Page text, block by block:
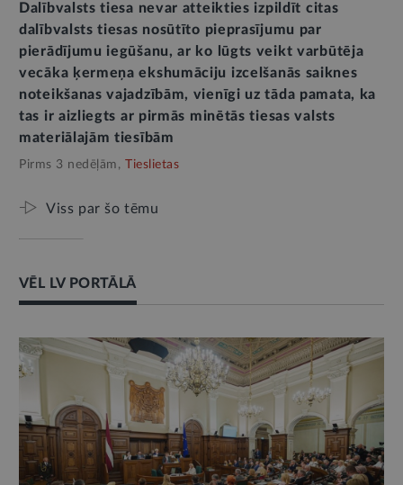
Dalībvalsts tiesa nevar atteikties izpildīt citas
dalībvalsts tiesas nosūtīto pieprasījumu par
pierādījumu iegūšanu, ar ko lūgts veikt varbūtēja
vecāka ķermeņa ekshumāciju izcelšanās saiknes
noteikšanas vajadzībām, vienīgi uz tāda pamata, ka
tas ir aizliegts ar pirmās minētās tiesas valsts
materiālajām tiesībām
Pirms 3 nedēļām, Tieslietas
Viss par šo tēmu
VĒL LV PORTĀLĀ